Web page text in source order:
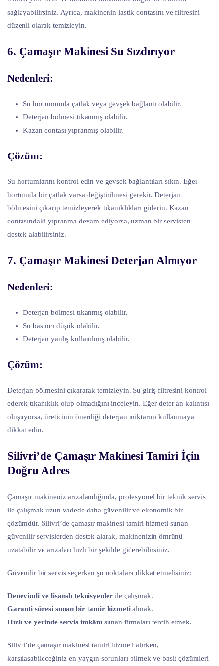
sağlayabilirsiniz. Ayrıca, makinenin lastik contasını ve filtresini
düzenli olarak temizleyin.
6. Çamaşır Makinesi Su Sızdırıyor
Nedenleri:
Su hortumunda çatlak veya gevşek bağlantı olabilir.
Deterjan bölmesi tıkanmış olabilir.
Kazan contası yıpranmış olabilir.
Çözüm:
Su hortumlarını kontrol edin ve gevşek bağlantıları sıkın. Eğer
hortumda bir çatlak varsa değiştirilmesi gerekir. Deterjan
bölmesini çıkarıp temizleyerek tıkanıklıkları giderin. Kazan
contasındaki yıpranma devam ediyorsa, uzman bir servisten
destek alabilirsiniz.
7. Çamaşır Makinesi Deterjan Almıyor
Nedenleri:
Deterjan bölmesi tıkanmış olabilir.
Su basıncı düşük olabilir.
Deterjan yanlış kullanılmış olabilir.
Çözüm:
Deterjan bölmesini çıkararak temizleyin. Su giriş filtresini kontrol
ederek tıkanıklık olup olmadığını inceleyin. Eğer deterjan kalıntısı
oluşuyorsa, üreticinin önerdiği deterjan miktarını kullanmaya
dikkat edin.
Silivri’de Çamaşır Makinesi Tamiri İçin
Doğru Adres
Çamaşır makineniz arızalandığında, profesyonel bir teknik servis
ile çalışmak uzun vadede daha güvenilir ve ekonomik bir
çözümdür. Silivri’de çamaşır makinesi tamiri hizmeti sunan
güvenilir servislerden destek alarak, makinenizin ömrünü
uzatabilir ve arızaları hızlı bir şekilde giderebilirsiniz.
Güvenilir bir servis seçerken şu noktalara dikkat etmelisiniz:
Deneyimli ve lisanslı teknisyenler ile çalışmak.
Garanti süresi sunan bir tamir hizmeti almak.
Hızlı ve yerinde servis imkânı sunan firmaları tercih etmek.
Silivri’de çamaşır makinesi tamiri hizmeti alırken,
karşılaşabileceğiniz en yaygın sorunları bilmek ve basit çözümleri